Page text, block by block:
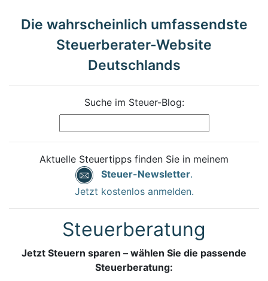
Die wahrscheinlich umfassendste
Steuerberater-Website
Deutschlands
Suche im Steuer-Blog:
Aktuelle Steuertipps finden Sie in meinem
Steuer-Newsletter.
Jetzt kostenlos anmelden.
Steuerberatung
Jetzt Steuern sparen – wählen Sie die passende
Steuerberatung: